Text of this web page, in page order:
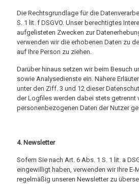
Die Rechtsgrundlage für die
S. 1 lit. f DSGVO. Unser berechtigtes
aufgelisteten Zwecken zur
verwenden wir die erhobenen Daten zu
auf Ihre Person zu ziehen.
Darüber hinaus setzen wir beim Besuch
sowie Analysedienste ein. Nähere
unter den Ziff. 3 und 12 dieser
der Logfiles werden dabei stets getrennt
personenbezogenen Daten der Nutzer
4. Newsletter
Sofern Sie nach Art. 6 Abs. 1 S. 1 lit. a
eingewilligt haben, verwenden wir Ihre E-
regelmäßig unseren Newsletter zu